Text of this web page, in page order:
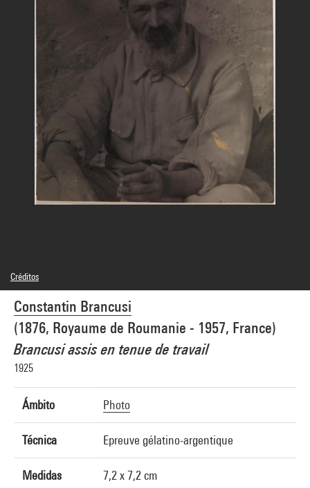
Constantin Brancusi
(1876, Royaume de Roumanie - 1957, France)
Brancusi assis en tenue de travail
1925
Ámbito Photo
Técnica Epreuve gélatino-argentique
Medidas 7,2 x 7,2 cm
Créditos
© Succession Brancusi - All rights reserved (Adagp)
Créditos fotográficos : Centre Pompidou, MNAM-CCI/Georges Meguerditchian/Dist.
GrandPalaisRmn
Referencia de la imagen : 4N77241
Difusión de la imagen :GrandPalaisRmnPhoto